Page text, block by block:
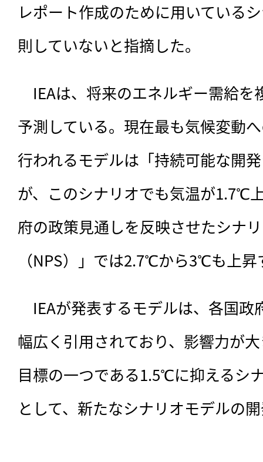
レポート作成のために用いている
則していないと指摘した。
IEAは、将来のエネルギー需給を
予測している。現在最も気候変動
行われるモデルは「持続可能な開
が、このシナリオでも気温が1.7℃
府の政策見通しを反映させたシナ
（NPS）」では2.7℃から3℃も上昇
IEAが発表するモデルは、各国政
幅広く引用されており、影響力が
目標の一つである1.5℃に抑えるシ
として、新たなシナリオモデルの